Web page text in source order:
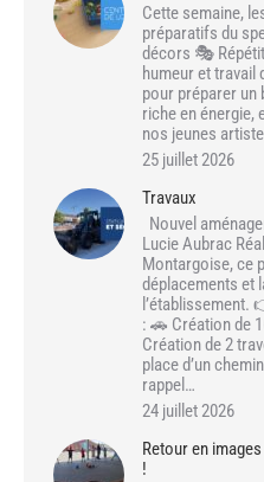
Cette semaine,
préparatifs du
décors 🎭
humeur et travail
pour préparer un
riche en énergie,
nos jeunes
25 juillet 2026
Travaux
Nouvel
Lucie Aubrac
Montargoise, ce
déplacements et
l’établissement.
: 🚗 Création de
Création de 2
place d’un
rappel…
24 juillet 2026
Retour en
!